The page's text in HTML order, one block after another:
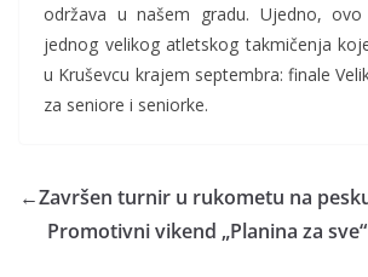
održava u našem gradu. Ujedno,
jednog velikog atletskog takmičenja
u Kruševcu krajem septembra: finale
za seniore i seniorke.
←Završen turnir u rukometu na
Promotivni vikend „Planina za